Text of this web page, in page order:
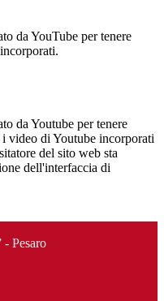
da YouTube per tenere
da Youtube per tenere
video di Youtube incorporati
del sito web sta
dell'interfaccia di
Pesaro